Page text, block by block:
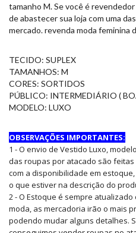
tamanho M. Se você é
de abastecer sua loja com uma
mercado. revenda moda feminina
TECIDO: SUPLEX
TAMANHOS: M
CORES: SORTIDOS
PÚBLICO: INTERMEDIÁRIO (
MODELO: LUXO
OBSERVAÇÕES IMPORTANTES:
1 - O envio de Vestido Luxo,
das roupas por atacado são
com a disponibilidade em
o que estiver na descrição do
2 - O Estoque é sempre
moda, as mercadoria irão o mais
podendo mudar alguns detalhes.